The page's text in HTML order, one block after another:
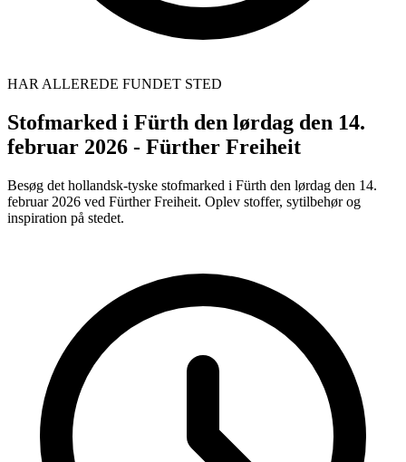
HAR ALLEREDE FUNDET STED
Stofmarked i Fürth den lørdag den 14.
februar 2026 - Fürther Freiheit
Besøg det hollandsk-tyske stofmarked i Fürth den lørdag den 14.
februar 2026 ved Fürther Freiheit. Oplev stoffer, sytilbehør og
inspiration på stedet.